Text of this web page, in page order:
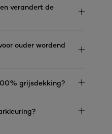
verandert de
ouder wordend
grijsdekking?